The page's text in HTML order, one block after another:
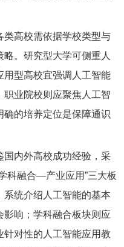
高校需依据学校类型与
。研究型大学可侧重人
用型高校宜强调人工智能
业院校则应聚焦人工智
的培养定位是保障通识
内外高校成功经验，采
科融合—产业应用”三大板
统介绍人工智能的基本
响；学科融合板块则应
对性的人工智能应用教